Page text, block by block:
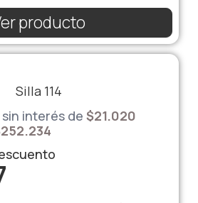
producto
Silla 114
interés de $21.020
252.234